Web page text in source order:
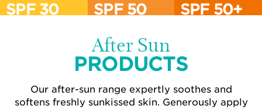
SPF 30 SPF 50 SPF 50+
FOR THE FACE:
Designed with antioxidant protection
After Sun
PRODUCTS
Our after-sun range expertly soothes and
softens freshly sunkissed skin. Generously apply